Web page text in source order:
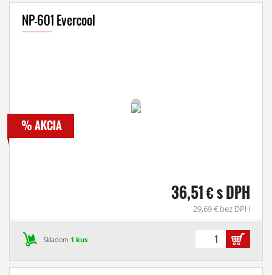
NP-601 Evercool
36,51 € s DPH
29,69 € bez DPH
Skladom 1 kus
% AKCIA